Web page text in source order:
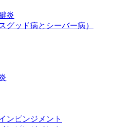
炎
グッド病とシーバー病）
ンピンジメント